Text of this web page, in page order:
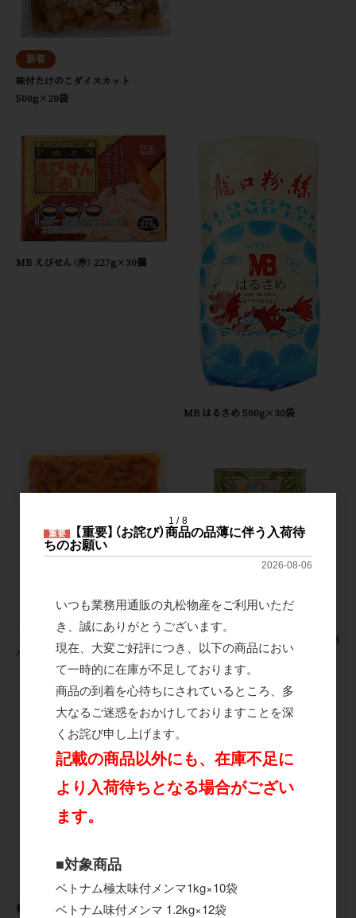
味付たけのこダイスカット
500g×20袋
MB えびせん（赤） 227g×30個
MB はるさめ 500g×30袋
バリ辛めんま 400g×12袋×2箱
ピジョン タイ産 ヤングコーン水煮 3
号缶×12缶×2箱
筍ゆば（鰹風味） 1kg×10袋
1 8
重要
【重要】（お詫び）商品の品薄に伴う入荷待
ちのお願い
2026-08-06
いつも業務用通販の丸松物産をご利用いただ
き、誠にありがとうございます。
現在、大変ご好評につき、以下の商品におい
て一時的に在庫が不足しております。
商品の到着を心待ちにされているところ、多
大なるご迷惑をおかけしておりますことを深
くお詫び申し上げます。
記載の商品以外にも、在庫不足に
より入荷待ちとなる場合がござい
ます。
■対象商品
ベトナム極太味付メンマ1kg×10袋
ベトナム味付メンマ 1.2kg×12袋